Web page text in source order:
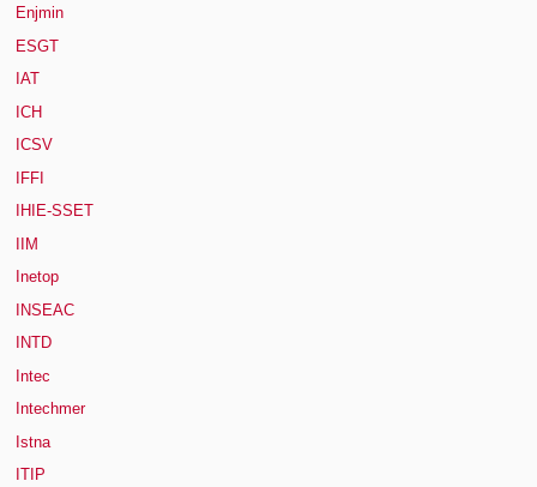
Enjmin
ESGT
IAT
ICH
ICSV
IFFI
IHIE-SSET
IIM
Inetop
INSEAC
INTD
Intec
Intechmer
Istna
ITIP